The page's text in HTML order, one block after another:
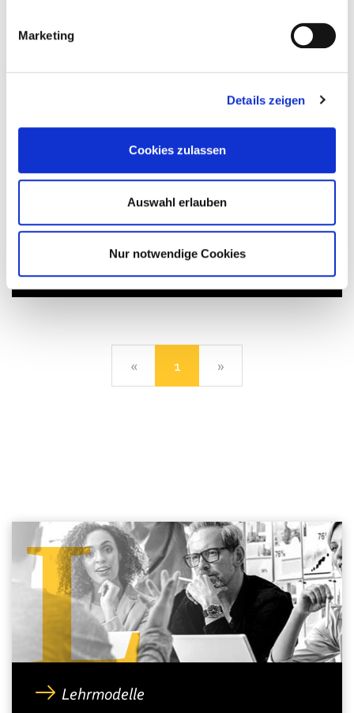
Marketing
Details zeigen
Cookies zulassen
Auswahl erlauben
Nur notwendige Cookies
Themenbereich:
Lehrform:
30
« Previous
1 »
L
Lehrmodelle